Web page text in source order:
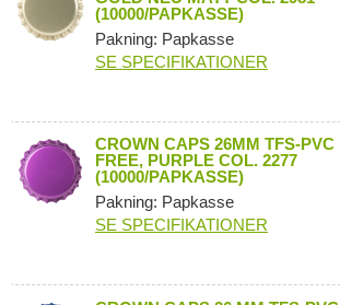
(10000/PAPKASSE)
Pakning: Papkasse
SE SPECIFIKATIONER
CROWN CAPS 26MM TFS-PVC
FREE, PURPLE COL. 2277
(10000/PAPKASSE)
Pakning: Papkasse
SE SPECIFIKATIONER